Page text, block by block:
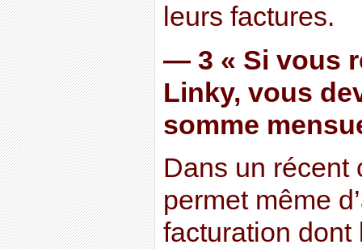
leurs factures.
— 3 « Si vous
Linky, vous
somme
Dans un récent
permet même
facturation dont